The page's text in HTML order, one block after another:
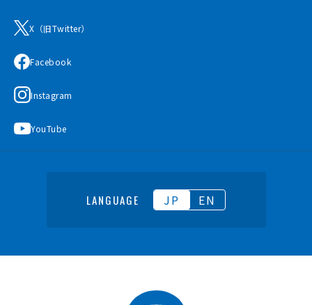
X（旧Twitter）
Facebook
Instagram
YouTube
LANGUAGE JP EN